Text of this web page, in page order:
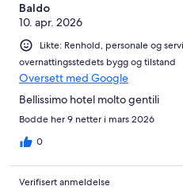
Baldo
10. apr. 2026
Likte: Renhold, personale og
overnattingsstedets bygg og tilstand
Oversett med Google
Bellissimo hotel molto gentili
Bodde her 9 netter i mars 2026
0
Verifisert anmeldelse